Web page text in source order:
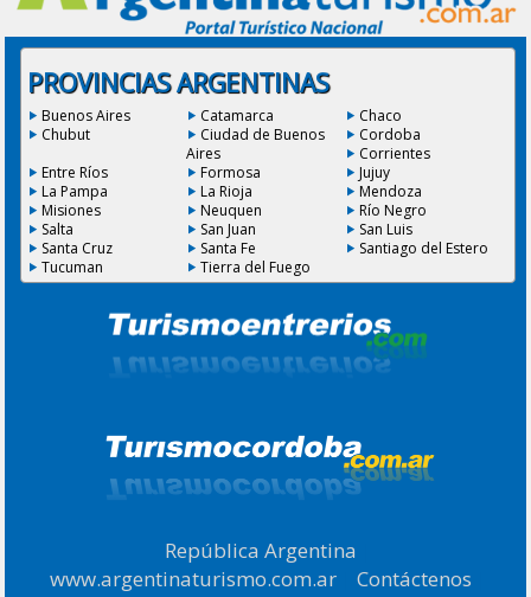
PROVINCIAS ARGENTINAS
Buenos Aires Catamarca
Chaco
Chubut
Ciudad de Buenos
Aires
Cordoba
Corrientes
Entre Ríos
Formosa
Jujuy
La Pampa
La Rioja
Mendoza
Misiones
Neuquen
Río Negro
Salta
San Juan
San Luis
Santa Cruz
Santa Fe
Santiago del Estero
Tucuman
Tierra del Fuego
República Argentina
www.argentinaturismo.com.ar| Contáctenos